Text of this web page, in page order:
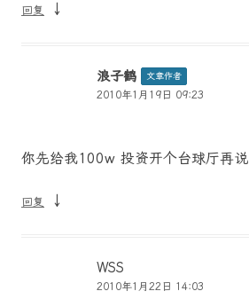
回复 ↓
浪子鹤 文章作者
2010年1月19日 09:23
你先给我100w 投资开个台球厅再说
回复 ↓
WSS
2010年1月22日 14:03